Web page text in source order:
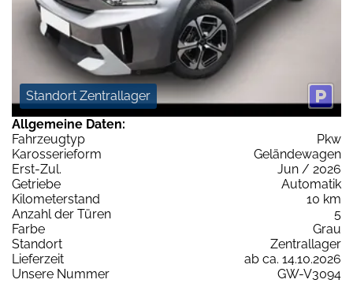
Standort Zentrallager
Allgemeine Daten:
Fahrzeugtyp
Pkw
Karosserieform
Geländewagen
Erst-Zul.
Jun / 2026
Getriebe
Automatik
Kilometerstand
10 km
Anzahl der Türen
5
Farbe
Grau
Standort
Zentrallager
Lieferzeit
ab ca. 14.10.2026
Unsere Nummer
GW-V3094